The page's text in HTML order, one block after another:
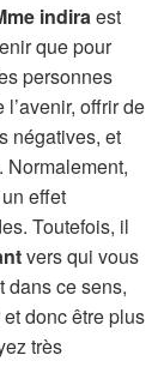
indiraest
que pour
personnes
offrir de
négatives, et
effet
Toutefois, il
vers qui vous
dans ce sens,
donc être plus
très